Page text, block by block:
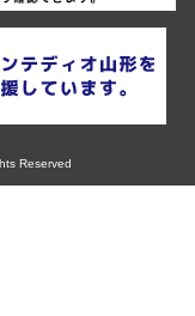
Reserved